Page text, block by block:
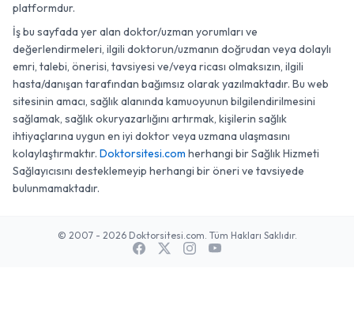
platformdur.
İş bu sayfada yer alan doktor/uzman yorumları ve
değerlendirmeleri, ilgili doktorun/uzmanın doğrudan veya dolaylı
emri, talebi, önerisi, tavsiyesi ve/veya ricası olmaksızın, ilgili
hasta/danışan tarafından bağımsız olarak yazılmaktadır. Bu web
sitesinin amacı, sağlık alanında kamuoyunun bilgilendirilmesini
sağlamak, sağlık okuryazarlığını artırmak, kişilerin sağlık
ihtiyaçlarına uygun en iyi doktor veya uzmana ulaşmasını
kolaylaştırmaktır. Doktorsitesi.com herhangi bir Sağlık Hizmeti
Sağlayıcısını desteklemeyip herhangi bir öneri ve tavsiyede
bulunmamaktadır.
© 2007 - 2026 Doktorsitesi.com. Tüm Hakları Saklıdır.